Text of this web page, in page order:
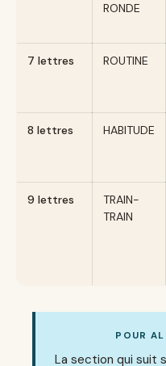
RONDE
7 lettres ROUTINE
8 lettres HABITUDE
9 lettres
TRAIN-
TRAIN
POUR
La section qui suit